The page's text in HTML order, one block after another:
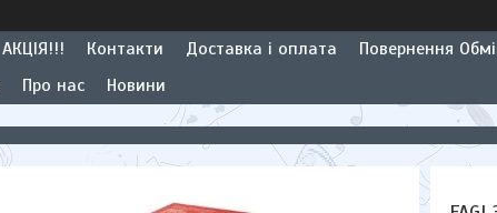
АКЦІЯ!!! Контакти Доставка і оплата
Повернення
Про нас Новини